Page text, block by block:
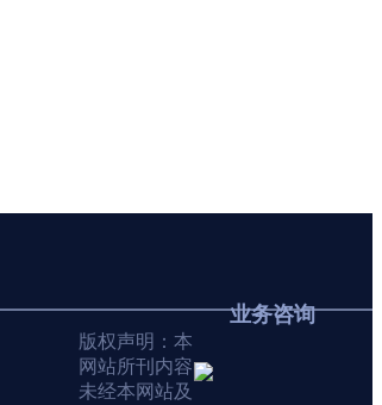
业务咨询
版权声明：本
网站所刊内容
未经本网站及